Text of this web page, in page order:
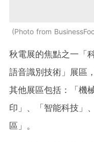
Photo from
秋電展的焦點之一「
語音識別技術」展區
其他展區包括：「機
印」、「智能科技」
區」。